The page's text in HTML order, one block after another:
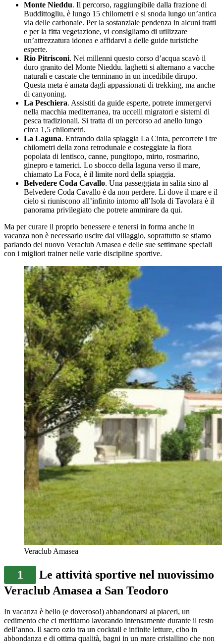
Monte Nieddu. Il percorso, raggiungibile dalla frazione di
Buddittogliu, è lungo 15 chilometri e si snoda lungo un’antica
via delle carbonaie. Per la sostanziale pendenza in alcuni tratti
e per la fitta vegetazione, vi consigliamo di utilizzare
un’attrezzatura idonea e affidarvi a delle guide turistiche
esperte.
Rio Pitrisconi. Nei millenni questo corso d’acqua scavò il
duro granito del Monte Nieddu. laghetti si alternano a vacche
naturali e cascate che terminano in un incedibile dirupo.
Questa meta è amata dagli appassionati di trekking, ma anche
di canyoning.
La Peschiera. Assistiti da guide esperte, potrete immergervi
nella macchia mediterranea, tra uccelli migratori e sistemi di
pesca tradizionali. Si tratta di un percorso ad anello lungo
circa 1,5 chilometri.
La Laguna. Entrando dalla spiaggia La Cinta, percorrete i tre
chilometri della zona retrodunale e costeggiate la flora
popolata di lentisco, canne, pungitopo, mirto, rosmarino,
ginepro e tamerici. Lo sbocco della laguna verso il mare,
chiamato La Foca, è il limite nord della spiaggia.
Belvedere Coda Cavallo. Una passeggiata in salita sino al
Belvedere Coda Cavallo è da non perdere. Lì dove il mare e il
cielo si riuniscono all’infinito intorno all’Isola di Tavolara è il
panorama privilegiato che potrete ammirare da qui.
Ma per curare il proprio benessere e tenersi in forma anche in
vacanza non è necessario uscire dal villaggio, soprattutto se stiamo
parlando del nuovo Veraclub Amasea e delle sue settimane speciali
con i migliori trainer nelle varie discipline sportive.
Veraclub Amasea
1
Le attività sportive nel nuovissimo
Veraclub Amasea a San Teodoro
In vacanza è bello (e doveroso!) abbandonarsi ai piaceri, un
cedimento che ci meritiamo lavorando intensamente durante il resto
dell’anno. Il sacro ozio tra un cocktail e infinite letture, cibo in
abbondanza e di ottima qualità, bagni in un mare cristallino che non